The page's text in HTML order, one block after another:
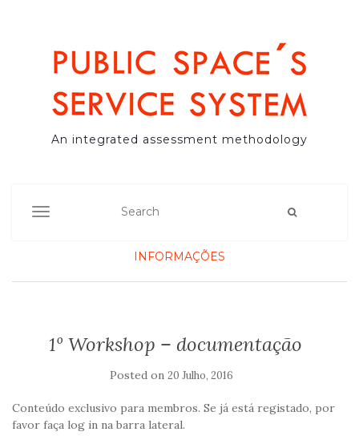
An integrated assessment methodology
TOGGLE NAVIGATION
INFORMAÇÕES
1º Workshop – documentação
Posted on 20 Julho, 2016
Conteúdo exclusivo para membros. Se já está registado, por
favor faça log in na barra lateral.